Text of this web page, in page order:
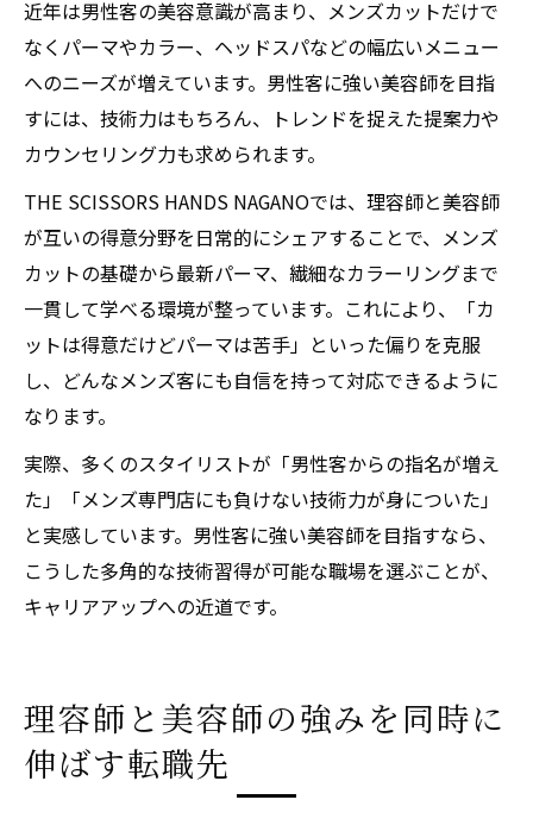
近年は男性客の美容意識が高まり、メンズカットだけで
なくパーマやカラー、ヘッドスパなどの幅広いメニュー
へのニーズが増えています。男性客に強い美容師を目指
すには、技術力はもちろん、トレンドを捉えた提案力や
カウンセリング力も求められます。
THE SCISSORS HANDS NAGANOでは、理容師と美容師
が互いの得意分野を日常的にシェアすることで、メンズ
カットの基礎から最新パーマ、繊細なカラーリングまで
一貫して学べる環境が整っています。これにより、「カ
ットは得意だけどパーマは苦手」といった偏りを克服
し、どんなメンズ客にも自信を持って対応できるように
なります。
実際、多くのスタイリストが「男性客からの指名が増え
た」「メンズ専門店にも負けない技術力が身についた」
と実感しています。男性客に強い美容師を目指すなら、
こうした多角的な技術習得が可能な職場を選ぶことが、
キャリアアップへの近道です。
理容師と美容師の強みを同時に
伸ばす転職先